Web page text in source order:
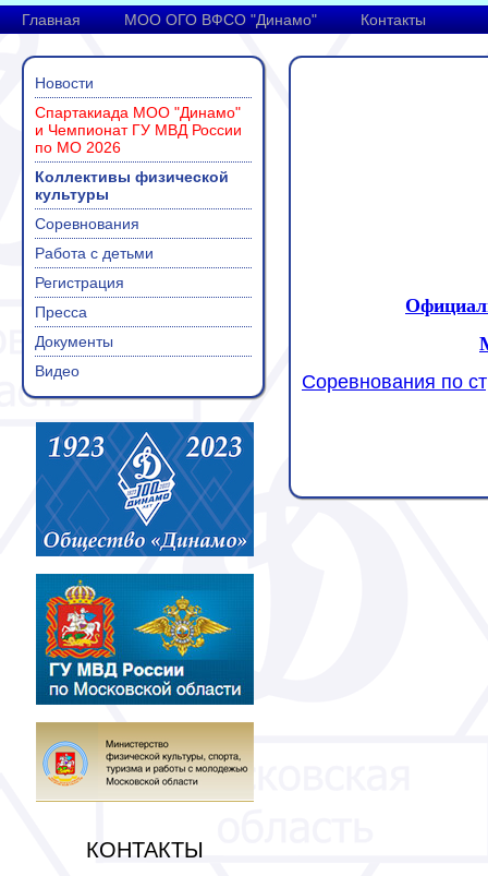
Главная МОО ОГО ВФСО "Динамо" Контакты
Новости
Спартакиада МОО "Динамо"
и Чемпионат ГУ МВД России
по МО 2026
Коллективы физической
культуры
Соревнования
Работа с детьми
Регистрация
Пресса
Документы
Видео
КОНТАКТЫ
Соревнования по